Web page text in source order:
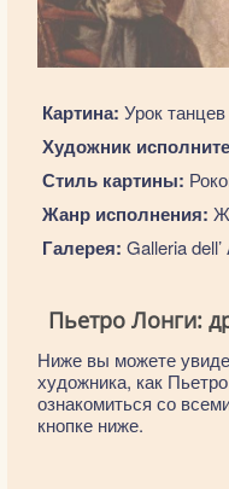
Картина: Урок танцев
Художник
Стиль картины:
Жанр исполнения:
Галерея: Galleria
Пьетро Лонги:
Ниже вы можете
художника, как
ознакомиться со
кнопке ниже.